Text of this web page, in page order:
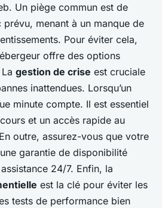
Un piège commun est de
menant à un manque de
Pour éviter cela,
offre des options
gestion de crise est cruciale
inattendues. Lorsqu’un
minute compte. Il est essentiel
et un accès rapide au
outre, assurez-vous que votre
garantie de disponibilité
24/7. Enfin, la
est la clé pour éviter les
tests de performance bien